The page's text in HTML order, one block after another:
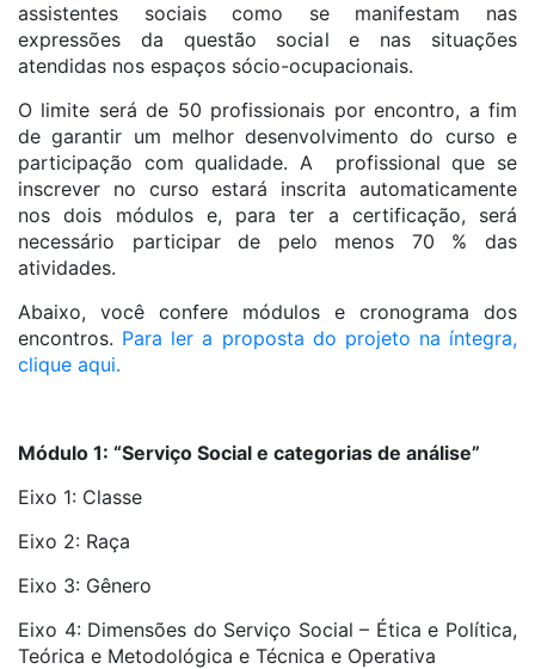
assistentes sociais como se manifestam nas
expressões da questão social e nas situações
atendidas nos espaços sócio-ocupacionais.
O limite será de 50 profissionais por encontro, a fim
de garantir um melhor desenvolvimento do curso e
participação com qualidade. A profissional que se
inscrever no curso estará inscrita automaticamente
nos dois módulos e, para ter a certificação, será
necessário participar de pelo menos 70 % das
atividades.
Abaixo, você confere módulos e cronograma dos
encontros. Para ler a proposta do projeto na íntegra,
clique aqui.
Módulo 1: “Serviço Social e categorias de análise”
Eixo 1: Classe
Eixo 2: Raça
Eixo 3: Gênero
Eixo 4: Dimensões do Serviço Social – Ética e Política,
Teórica e Metodológica e Técnica e Operativa